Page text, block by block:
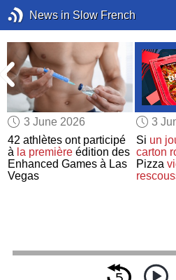
News in Slow French
3 June 2026
42 athlètes ont participé
à la première édition des
Enhanced Games à Las
Vegas
3
Si un
carton
Pizza